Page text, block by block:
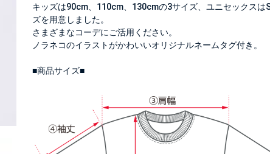
キッズは90cm、110cm、130cmの3サイズ、ユニセックスは
ズを用意しました。
さまざまなコーデにご活用ください。
ノラネコのイラストがかわいいオリジナルネームタグ付き。
■商品サイズ■